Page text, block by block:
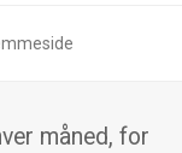
måned, for